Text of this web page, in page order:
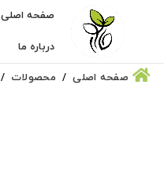
صفحه اصلی
درباره ما
صفحه اصلی محصولات